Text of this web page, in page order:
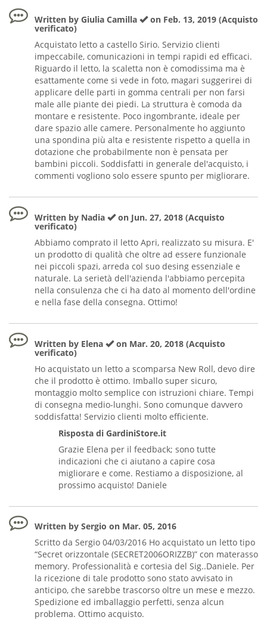
Written by Giulia Camilla on Feb. 13, 2019 (Acquisto
verificato)
Acquistato letto a castello Sirio. Servizio clienti
impeccabile, comunicazioni in tempi rapidi ed efficaci.
Riguardo il letto, la scaletta non è comodissima ma è
esattamente come si vede in foto, magari suggerirei di
applicare delle parti in gomma centrali per non farsi
male alle piante dei piedi. La struttura è comoda da
montare e resistente. Poco ingombrante, ideale per
dare spazio alle camere. Personalmente ho aggiunto
una spondina più alta e resistente rispetto a quella in
dotazione che probabilmente non è pensata per
bambini piccoli. Soddisfatti in generale del'acquisto, i
commenti vogliono solo essere spunto per migliorare.
Written by Nadia on Jun. 27, 2018 (Acquisto
verificato)
Abbiamo comprato il letto Apri, realizzato su misura. E'
un prodotto di qualità che oltre ad essere funzionale
nei piccoli spazi, arreda col suo desing essenziale e
naturale. La serietà dell'azienda l'abbiamo percepita
nella consulenza che ci ha dato al momento dell'ordine
e nella fase della consegna. Ottimo!
Written by Elena on Mar. 20, 2018 (Acquisto
verificato)
Ho acquistato un letto a scomparsa New Roll, devo dire
che il prodotto è ottimo. Imballo super sicuro,
montaggio molto semplice con istruzioni chiare. Tempi
di consegna medio-lunghi. Sono comunque davvero
soddisfatta! Servizio clienti molto efficiente.
Risposta di GardiniStore.it
Grazie Elena per il feedback; sono tutte
indicazioni che ci aiutano a capire cosa
migliorare e come. Restiamo a disposizione, al
prossimo acquisto! Daniele
Written by Sergio on Mar. 05, 2016
Scritto da Sergio 04/03/2016 Ho acquistato un letto tipo
“Secret orizzontale (SECRET2006ORIZZB)” con materasso
memory. Professionalità e cortesia del Sig..Daniele. Per
la ricezione di tale prodotto sono stato avvisato in
anticipo, che sarebbe trascorso oltre un mese e mezzo.
Spedizione ed imballaggio perfetti, senza alcun
problema. Ottimo acquisto.